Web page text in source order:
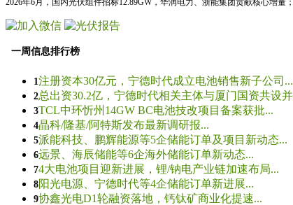
一周信息排行榜
1注册资本30亿元，宁德时代成立电池销售新子公司...
2总出资30.2亿，宁德时代相关主体与厦门国资共设
3TCL中环忻州14GW BC电池技改项目备案获批...
4晶科/隆基/阿特斯发布最新调研报...
5派能科技、鹏辉能源等5企储能订单及项目新动态...
6远景、海辰储能等6企海外储能订单新动态...
74大电池项目迎新进展，锂/钠电产业链加速布局...
8阳光电源、宁德时代等4企储能订单新进展...
9协鑫光电D1轮融资落地，钙钛矿商业化提速...